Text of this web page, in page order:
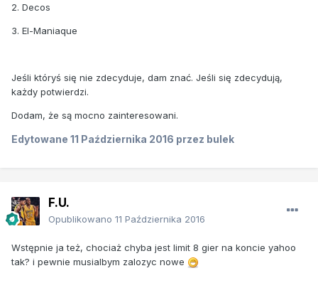
2. Decos
3. El-Maniaque
Jeśli któryś się nie zdecyduje, dam znać. Jeśli się zdecydują,
każdy potwierdzi.
Dodam, że są mocno zainteresowani.
Edytowane 11 Października 2016 przez bulek
F.U.
Opublikowano 11 Października 2016
Wstępnie ja też, chociaż chyba jest limit 8 gier na koncie yahoo
tak? i pewnie musialbym zalozyc nowe